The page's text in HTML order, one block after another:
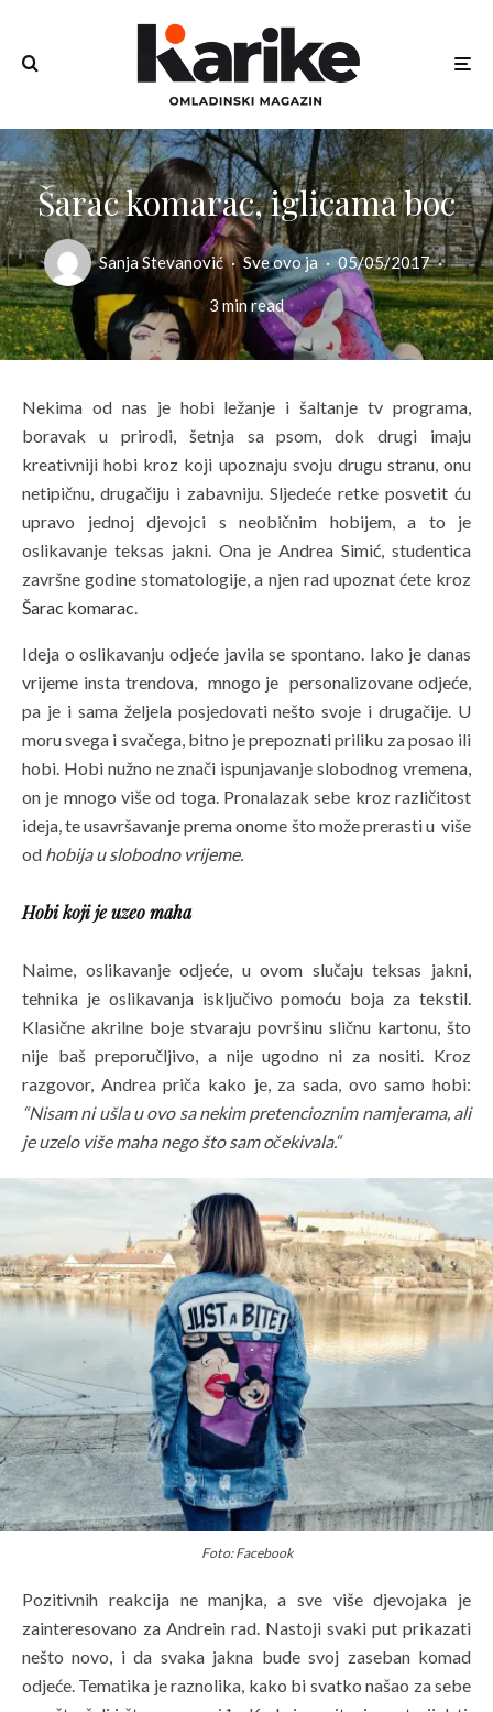
Šarac komarac, iglicama boc
Sanja Stevanović · Sve ovo ja · 05/05/2017 ·
3 min read
Nekima od nas je hobi ležanje i šaltanje tv programa,
boravak u prirodi, šetnja sa psom, dok drugi imaju
kreativniji hobi kroz koji upoznaju svoju drugu stranu, onu
netipičnu, drugačiju i zabavniju. Sljedeće retke posvetit ću
upravo jednoj djevojci s neobičnim hobijem, a to je
oslikavanje teksas jakni. Ona je Andrea Simić, studentica
završne godine stomatologije, a njen rad upoznat ćete kroz
Šarac komarac.
Ideja o oslikavanju odjeće javila se spontano. Iako je danas
vrijeme insta trendova, mnogo je personalizovane odjeće,
pa je i sama željela posjedovati nešto svoje i drugačije. U
moru svega i svačega, bitno je prepoznati priliku za posao ili
hobi. Hobi nužno ne znači ispunjavanje slobodnog vremena,
on je mnogo više od toga. Pronalazak sebe kroz različitost
ideja, te usavršavanje prema onome što može prerasti u više
od hobija u slobodno vrijeme.
Hobi koji je uzeo maha
Naime, oslikavanje odjeće, u ovom slučaju teksas jakni,
tehnika je oslikavanja isključivo pomoću boja za tekstil.
Klasične akrilne boje stvaraju površinu sličnu kartonu, što
nije baš preporučljivo, a nije ugodno ni za nositi. Kroz
razgovor, Andrea priča kako je, za sada, ovo samo hobi:
“Nisam ni ušla u ovo sa nekim pretencioznim namjerama, ali
je uzelo više maha nego što sam očekivala.“
Foto: Facebook
Pozitivnih reakcija ne manjka, a sve više djevojaka je
zainteresovano za Andrein rad. Nastoji svaki put prikazati
nešto novo, i da svaka jakna bude svoj zaseban komad
odjeće. Tematika je raznolika, kako bi svatko našao za sebe